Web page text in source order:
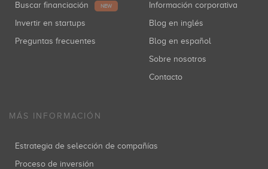
Buscar financiación NEW
Invertir en startups
Preguntas frecuentes
Información corporativa
Blog en inglés
Blog en español
Sobre nosotros
Contacto
MÁS INFORMACIÓN
Estrategia de selección de compañías
Proceso de inversión